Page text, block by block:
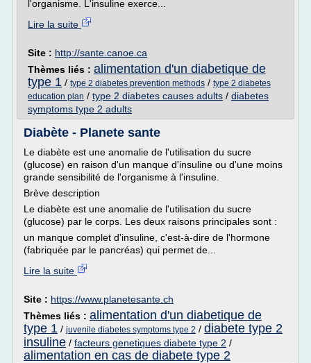
l'organisme. L'insuline exerce...
Lire la suite
Site : http://sante.canoe.ca
Thèmes liés : alimentation d'un diabetique de
type 1 / type 2 diabetes prevention methods / type 2 diabetes
education plan / type 2 diabetes causes adults / diabetes
symptoms type 2 adults
Diabète - Planete sante
Le diabète est une anomalie de l'utilisation du sucre
(glucose) en raison d'un manque d'insuline ou d'une moins
grande sensibilité de l'organisme à l'insuline.
Brève description
Le diabète est une anomalie de l'utilisation du sucre
(glucose) par le corps. Les deux raisons principales sont :
un manque complet d'insuline, c'est-à-dire de l'hormone
(fabriquée par le pancréas) qui permet de...
Lire la suite
Site : https://www.planetesante.ch
Thèmes liés : alimentation d'un diabetique de
type 1 / juvenile diabetes symptoms type 2 / diabete type 2
insuline / facteurs genetiques diabete type 2 /
alimentation en cas de diabete type 2